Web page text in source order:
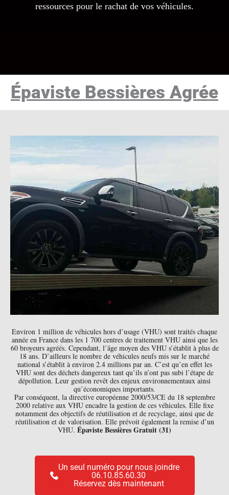
ressources pour le rachat de vos véhicules.
Épaviste Bessières Agrée
Environ 1 million de véhicules hors d’usage (VHU) sont traités chaque
année en France dans les 1 700 centres de traitement VHU ainsi que les
60 broyeurs agréés. Cependant, l’âge moyen des VHU s’établit à plus de
18 ans. D’ailleurs le nombre de véhicules neufs mis sur le marché
national s’établit à environ 2.4 millions par an. C’est qu’en effet les
VHU sont des déchets dangereux tant qu’ils n’ont pas subi l’étape de
dépollution. Leur gestion revêt des enjeux environnementaux ainsi
qu’économiques importants.
Par conséquent, la directive européenne 2000/53/CE du 18 septembre
2000 relative aux VHU encadre la gestion de ces véhicules. Elle fixe
notamment des objectifs de réutilisation et de recyclage, ainsi que de
réutilisation et de valorisation. Elle prévoit également la remise d’un
VHU. Épaviste Bessières Gratuit (31)
Un seul numéro pour nous joindre
06.10.85.60.30
Réservez dès maintenant